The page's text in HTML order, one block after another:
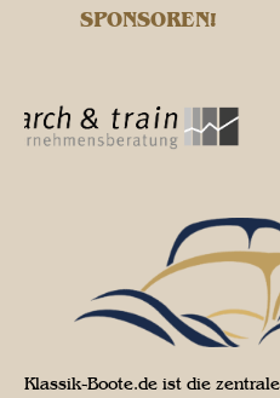
SPONSOREN!
Klassik-Boote.de ist die